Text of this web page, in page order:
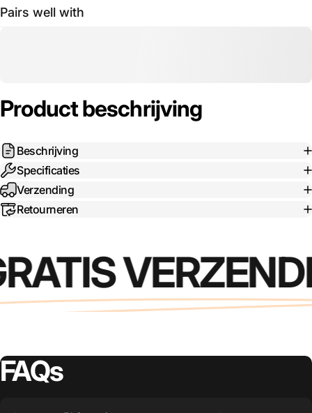
Bericht
Pairs well with
Product beschrijving
Beschrijving
Specificaties
Verzending
Retourneren
FAQs